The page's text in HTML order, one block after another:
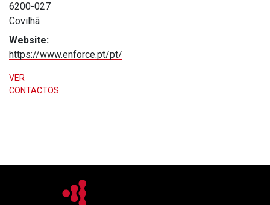
6200-027
Covilhã
Website:
https://www.enforce.pt/pt/
VER
CONTACTOS